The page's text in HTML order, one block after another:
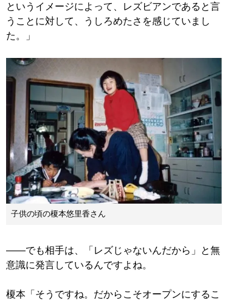
というイメージによって、レズビアンであると言
うことに対して、うしろめたさを感じていまし
た。」
子供の頃の榎本悠里香さん
――でも相手は、「レズじゃないんだから」と無
意識に発言しているんですよね。
榎本「そうですね。だからこそオープンにするこ